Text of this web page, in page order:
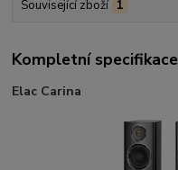
Související zboží 1
Kompletní specifikace
Elac Carina